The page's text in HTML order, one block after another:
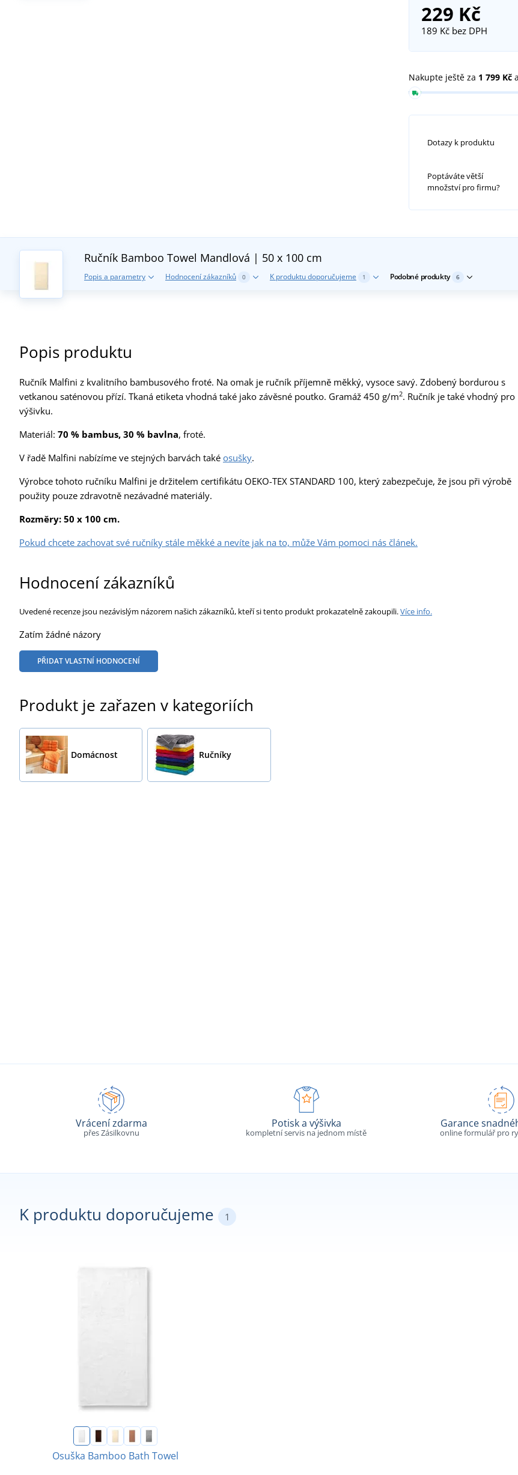
229 Kč
189 Kčbez DPH
Nakupte ještě za 1 799 Kč
Dotazy k produktu
Poptáváte větší
množství pro firmu?
Ručník Bamboo Towel Mandlová | 50 x 100 cm
Popis a parametry Hodnocení zákazníků 0 K produktu doporučujeme 1 Podobné produkty 6
Popis produktu
Ručník Malfini z kvalitního bambusového froté. Na omak je ručník příjemně měkký, vysoce savý. Zdobený bordurou s
vetkanou saténovou přízí. Tkaná etiketa vhodná také jako závěsné poutko. Gramáž 450 g/m2. Ručník je také vhodný pro
výšivku.
Materiál: 70 % bambus, 30 % bavlna, froté.
V řadě Malfini nabízíme ve stejných barvách také osušky.
Výrobce tohoto ručníku Malfini je držitelem certifikátu OEKO-TEX STANDARD 100, který zabezpečuje, že jsou při výrobě
použity pouze zdravotně nezávadné materiály.
Rozměry: 50 x 100 cm.
Pokud chcete zachovat své ručníky stále měkké a nevíte jak na to, může Vám pomoci nás článek.
Hodnocení zákazníků
Uvedené recenze jsou nezávislým názorem našich zákazníků, kteří si tento produkt prokazatelně zakoupili.Více info.
Zatím žádné názory
PŘIDAT VLASTNÍ HODNOCENÍ
Produkt je zařazen v kategoriích
Domácnost Ručníky
Vrácení zdarma
přes Zásilkovnu
Potisk a výšivka
kompletní servis na jednom místě
Garance
online formulář pro
K produktu doporučujeme 1
Osuška Bamboo Bath Towel